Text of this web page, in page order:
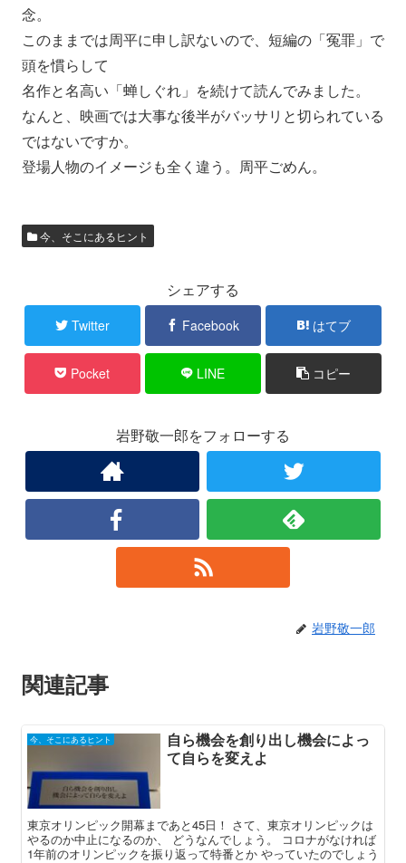
念。
このままでは周平に申し訳ないので、短編の「冤罪」 で
頭を慣らして
名作と名高い「蝉しぐれ」を続けて読んでみました。
なんと、 映画では大事な後半がバッサリと切られている
ではないですか。
登場人物のイメージも全く違う。周平ごめん。
今、そこにあるヒント
シェアする
Twitter Facebook はてブ
Pocket LINE コピー
岩野敬一郎をフォローする
岩野敬一郎
関連記事
今、そこにあるヒント
自ら機会を創り出し機会によっ
て自らを変えよ
東京オリンピック開幕まであと45日！ さて、東京オリンピックは
やるのか中止になるのか、 どうなんでしょう。 コロナがなければ
1年前のオリンピックを振り返って特番とか やっていたのでしょう